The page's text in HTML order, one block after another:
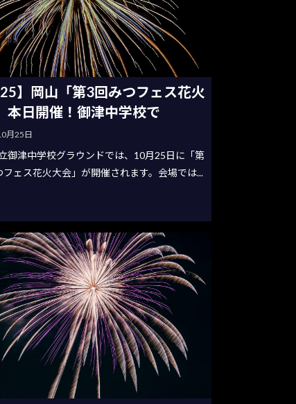
】岡山「第3回みつフェス花火
本日開催！御津中学校で
月25日
御津中学校グラウンドでは、10月25日に「第
フェス花火大会」が開催されます。会場では...